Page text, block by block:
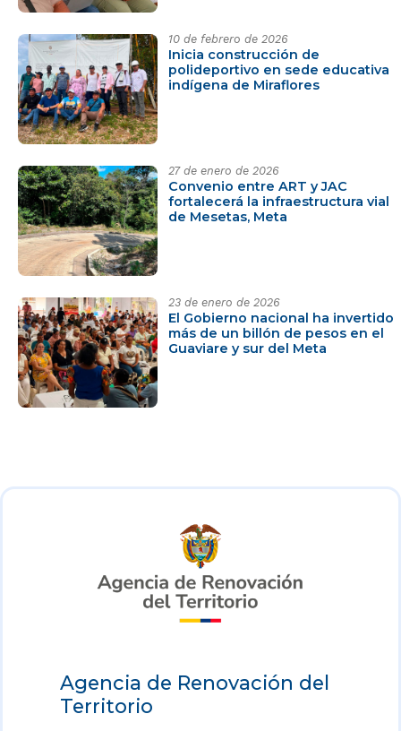
10 de febrero de 2026
Inicia construcción de
polideportivo en sede educativa
indígena de Miraflores
27 de enero de 2026
Convenio entre ART y JAC
fortalecerá la infraestructura vial
de Mesetas, Meta
23 de enero de 2026
El Gobierno nacional ha invertido
más de un billón de pesos en el
Guaviare y sur del Meta
Agencia de Renovación del
Territorio